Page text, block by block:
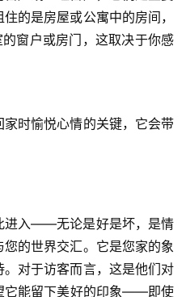
的是房屋或公寓中的房间，
窗户或房门，这取决于你感
时愉悦心情的关键，它会带
进入——无论是好是坏，是情
的世界交汇。它是您家的象
对于访客而言，这是他们对
它能留下美好的印象——即使